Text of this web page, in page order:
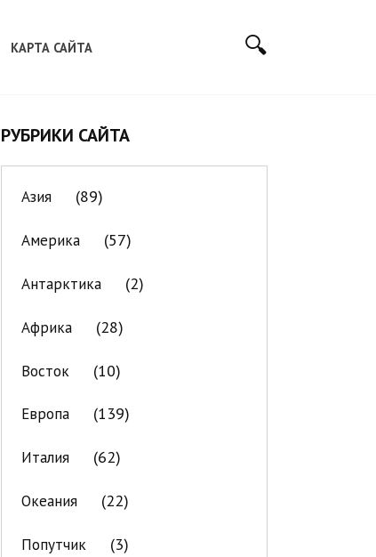
КАРТА САЙТА
РУБРИКИ САЙТА
Азия (89)
Америка (57)
Антарктика (2)
Африка (28)
Восток (10)
Европа (139)
Италия (62)
Океания (22)
Попутчик (3)